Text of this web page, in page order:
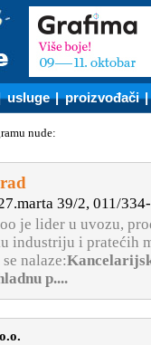
usluge |proizvođači |
nude:
39/2, 011/
je lider u uvozu,
industriju i pratećih
nalaze:
p....